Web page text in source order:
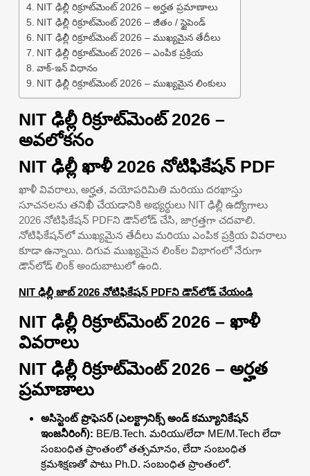
NIT ఢిల్లీ రిక్రూట్‌మెంట్ 2026 – అర్హత ప్రమాణాలు
NIT ఢిల్లీ రిక్రూట్‌మెంట్ 2026 – జీతం / స్టైపెండ్
NIT ఢిల్లీ రిక్రూట్‌మెంట్ 2026 – ముఖ్యమైన తేదీలు
NIT ఢిల్లీ రిక్రూట్‌మెంట్ 2026 – ఎంపిక ప్రక్రియ
వాక్-ఇన్ విధానం
NIT ఢిల్లీ రిక్రూట్‌మెంట్ 2026 – ముఖ్యమైన లింకులు
NIT ఢిల్లీ రిక్రూట్‌మెంట్ 2026 –
అవలోకనం
NIT ఢిల్లీ ఖాళీ 2026 నోటిఫికేషన్ PDF
ఖాళీ వివరాలు, అర్హత, వయోపరిమితి మరియు దరఖాస్తు
సూచనలను తనిఖీ చేయడానికి అభ్యర్థులు NIT ఢిల్లీ ఉద్యోగాలు
2026 నోటిఫికేషన్ PDFని డౌన్‌లోడ్ చేసి, జాగ్రత్తగా చదవాలి.
నోటిఫికేషన్‌లో ముఖ్యమైన తేదీలు మరియు ఎంపిక ప్రక్రియ వివరాలు
కూడా ఉన్నాయి. దిగువ ముఖ్యమైన లింక్‌ల విభాగంలో నేరుగా
డౌన్‌లోడ్ లింక్ అందుబాటులో ఉంది.
NIT ఢిల్లీ జాబ్ 2026 నోటిఫికేషన్ PDFని డౌన్‌లోడ్ చేయండి
NIT ఢిల్లీ రిక్రూట్‌మెంట్ 2026 – ఖాళీ
వివరాలు
NIT ఢిల్లీ రిక్రూట్‌మెంట్ 2026 – అర్హత
ప్రమాణాలు
అసిస్టెంట్ ప్రొఫెసర్ (ఎలక్ట్రానిక్స్ అండ్ కమ్యూనికేషన్
ఇంజనీరింగ్): BE/B.Tech. మరియు/లేదా ME/M.Tech లేదా
సంబంధిత ప్రాంతంలో తత్సమానం, లేదా సంబంధిత
క్రమశిక్షణతో పాటు Ph.D. సంబంధిత ప్రాంతంలో.